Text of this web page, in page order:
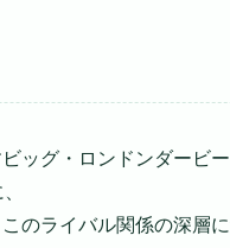
ッグ・ロンドンダービー
のライバル関係の深層に